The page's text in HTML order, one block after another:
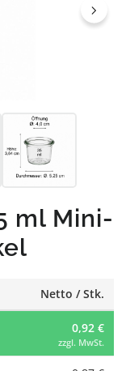
ml Mini-
Netto / Stk.
0,92 €
zzgl. MwSt.